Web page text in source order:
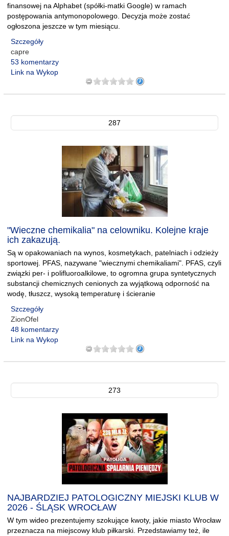
finansowej na Alphabet (spółki-matki Google) w ramach
postępowania antymonopolowego. Decyzja może zostać
ogłoszona jeszcze w tym miesiącu.
Szczegóły
capre
53 komentarzy
Link na Wykop
287
"Wieczne chemikalia" na celowniku. Kolejne kraje
ich zakazują.
Są w opakowaniach na wynos, kosmetykach, patelniach i odzieży
sportowej. PFAS, nazywane "wiecznymi chemikaliami". PFAS, czyli
związki per- i polifluoroalkilowe, to ogromna grupa syntetycznych
substancji chemicznych cenionych za wyjątkową odporność na
wodę, tłuszcz, wysoką temperaturę i ścieranie
Szczegóły
ZionOfel
48 komentarzy
Link na Wykop
273
NAJBARDZIEJ PATOLOGICZNY MIEJSKI KLUB W
2026 - ŚLĄSK WROCŁAW
W tym wideo prezentujemy szokujące kwoty, jakie miasto Wrocław
przeznacza na miejscowy klub piłkarski. Przedstawiamy też, ile